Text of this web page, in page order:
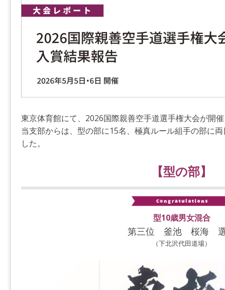
東京体育館にて、2026国際親善空手道選手権大会が開
当支部からは、型の部に15名、極真ルール組手の部に
した。
【型の部】
型10歳男女混合
第三位 釜池 桜海
（下北沢代田道場）